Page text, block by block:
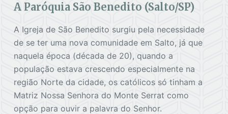
A Paróquia São Benedito (Salto/SP)
A Igreja de São Benedito surgiu pela necessidade
de se ter uma nova comunidade em Salto, já que
naquela época (década de 20), quando a
população estava crescendo especialmente na
região Norte da cidade, os católicos só tinham a
Matriz Nossa Senhora do Monte Serrat como
opção para ouvir a palavra do Senhor.